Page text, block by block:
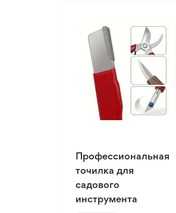
Профессиональная
точилка для
садового
инструмента